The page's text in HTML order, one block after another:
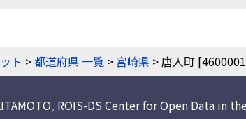
ト >都道府県 一覧 > 宮崎県 > 唐人町
, ROIS-DS Center for Open Data in